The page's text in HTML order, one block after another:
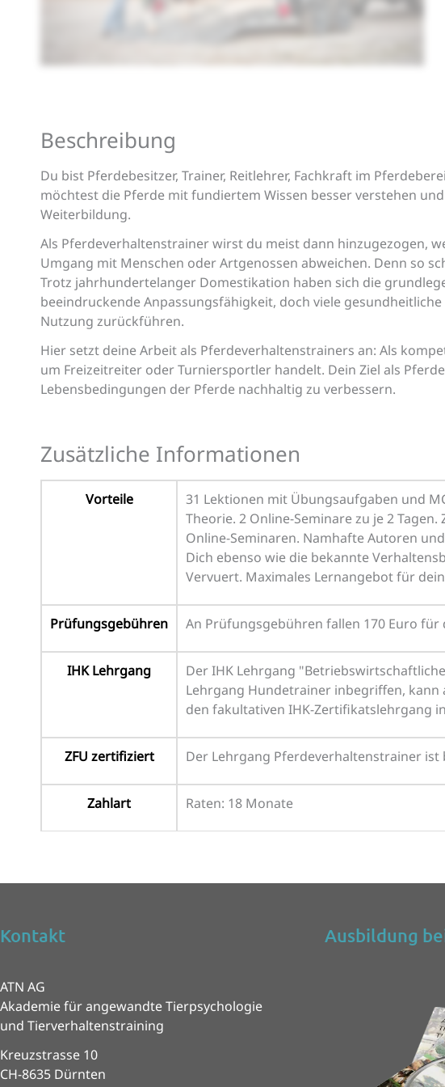
Beschreibung
Du bist Pferdebesitzer, Trainer, Reitlehrer, Fachkraft im
möchtest die Pferde mit fundiertem Wissen besser verstehen
Weiterbildung.
Als Pferdeverhaltenstrainer wirst du meist dann hinzugezogen,
Umgang mit Menschen oder Artgenossen abweichen. Denn so
Trotz jahrhundertelanger Domestikation haben sich die
beeindruckende Anpassungsfähigkeit, doch viele
Nutzung zurückführen.
Hier setzt deine Arbeit als Pferdeverhaltenstrainers an: Als
um Freizeitreiter oder Turniersportler handelt. Dein Ziel als
Lebensbedingungen der Pferde nachhaltig zu verbessern.
Zusätzliche Informationen
Vorteile
31 Lektionen mit Übungsaufgaben und
Theorie. 2 Online-Seminare zu je 2
Online-Seminaren. Namhafte Autoren
Dich ebenso wie die bekannte
Vervuert. Maximales Lernangebot für
Prüfungsgebühren An Prüfungsgebühren fallen 170 Euro
IHK Lehrgang
Der IHK Lehrgang
Lehrgang Hundetrainer inbegriffen,
den fakultativen IHK-Zertifikatslehrgang
ZFU zertifiziert Der Lehrgang Pferdeverhaltenstrainer ist
Zahlart Raten: 18 Monate
Kontakt
ATN AG
Akademie für angewandte Tierpsychologie
und Tierverhaltenstraining
Kreuzstrasse 10
CH-8635 Dürnten
Ausbildung